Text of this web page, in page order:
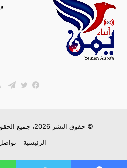
© حقوق النشر 2026، جميع الحقوق محفوظة لـ
الرئيسية